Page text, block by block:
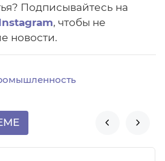
Подписывайтесь на
, чтобы не
новости.
 